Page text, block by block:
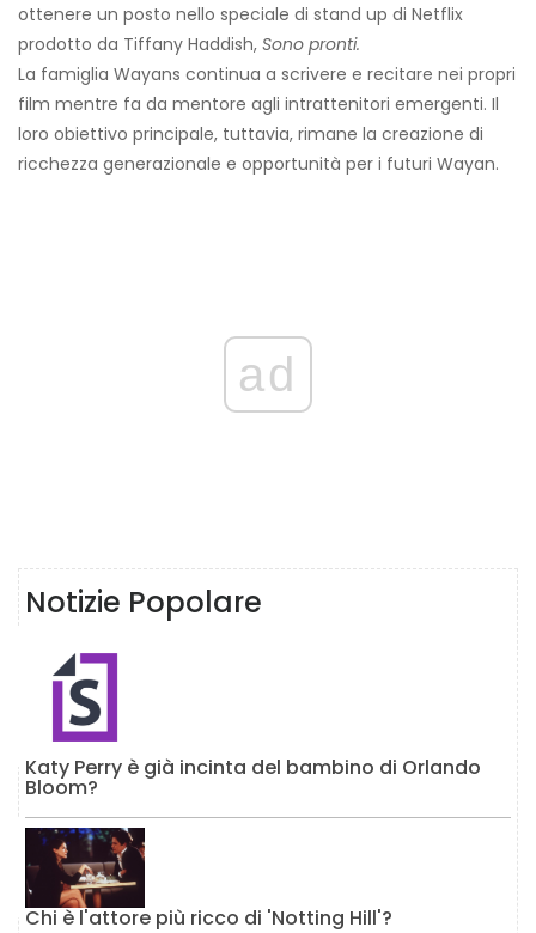
ottenere un posto nello speciale di stand up di Netflix
prodotto da Tiffany Haddish, Sono pronti.
La famiglia Wayans continua a scrivere e recitare nei propri
film mentre fa da mentore agli intrattenitori emergenti. Il
loro obiettivo principale, tuttavia, rimane la creazione di
ricchezza generazionale e opportunità per i futuri Wayan.
ad
Notizie Popolare
Katy Perry è già incinta del bambino di Orlando
Bloom?
Chi è l'attore più ricco di 'Notting Hill'?